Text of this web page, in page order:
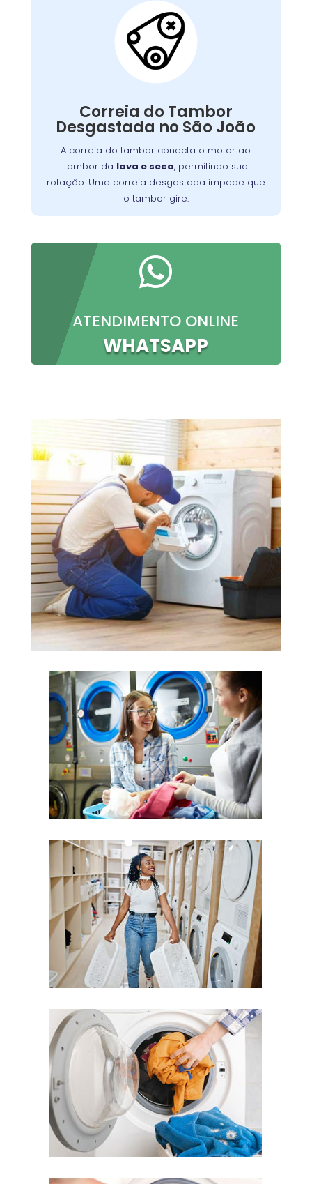
Correia do Tambor
Desgastada no São João
A correia do tambor conecta o motor ao
tambor da lava e seca, permitindo sua
rotação. Uma correia desgastada impede que
o tambor gire.
Correia do Tambor
Desgastada:
correia do tambor
conecta o motor ao
máquina de lavar
giro. Com o tempo, pode se desgastar, perder
que não gira, ruídos estranhos ou ciclos
incompletos.
Substituir a correia desgastada é
essencial para o funcionamento eficiente da
máquina
. Verifique periodicamente e consulte
um técnico para a troca adequada, garantindo
maior durabilidade do equipamento

ATENDIMENTO ONLINE
WHATSAPP